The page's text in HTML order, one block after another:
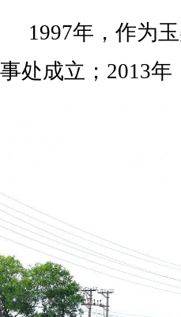
1997年，作为
事处成立；2013